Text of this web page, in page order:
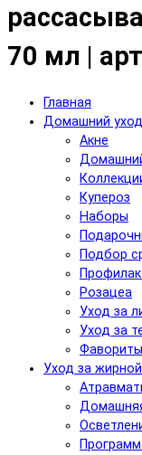
70 мл |
Главная
Домашний уход
Акне
Купероз
Наборы
Подбор
Розацеа
Уход за
Уход за
Фавориты
Уход за